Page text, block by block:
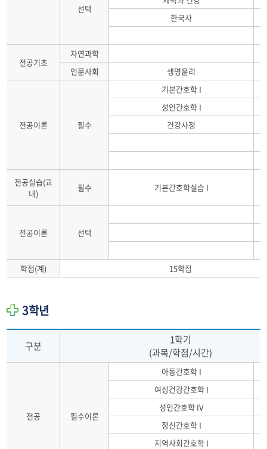
선택
한국사
전공기초
자연과학
인문사회
생명윤리
전공이론 필수
기본간호학 I
성인간호학 I
건강사정
전공실습(교
내)
필수 기본간호학실습 I
전공이론 선택
학점(계) 15학점
3학년
구분
1학기
(과목/학점/시간)
전공 필수이론
아동간호학 I
여성건강간호학 I
성인간호학 IV
정신간호학 I
지역사회간호학 I